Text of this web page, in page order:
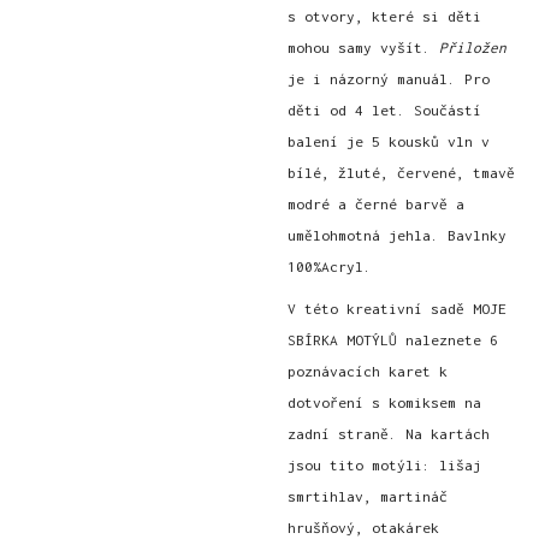
s otvory, které si děti
mohou samy vyšít. Přiložen
je i názorný manuál. Pro
děti od 4 let. Součástí
balení je 5 kousků vln v
bílé, žluté, červené, tmavě
modré a černé barvě a
umělohmotná jehla. Bavlnky
100%Acryl.
V této kreativní sadě MOJE
SBÍRKA MOTÝLŮ naleznete 6
poznávacích karet k
dotvoření s komiksem na
zadní straně. Na kartách
jsou tito motýli: lišaj
smrtihlav, martináč
hrušňový, otakárek